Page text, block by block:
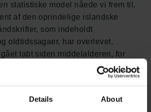
Details About
statistiske model nåede vi frem til,
af den oprindelige islandske
som indeholdt
oldtidssagaer, har overlevet.
tabt siden middelalderen, for
Københavns store brand i 1729. Vi
modsatte tal for fortællinger. De
Tristan og Isolde – udgør cirka 77